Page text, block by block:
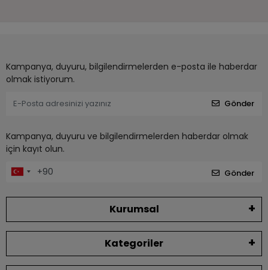
Kampanya, duyuru, bilgilendirmelerden e-posta ile haberdar
olmak istiyorum.
Gönder
Kampanya, duyuru ve bilgilendirmelerden haberdar olmak
için kayıt olun.
Gönder
Kurumsal
Kategoriler